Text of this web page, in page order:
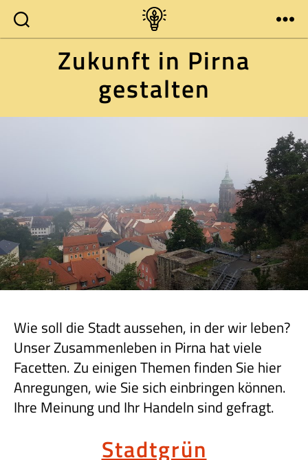
Zukunft
in
Pirna
mitgestalten
Zukunft in Pirna
gestalten
Wie soll die Stadt aussehen, in der wir leben?
Unser Zusammenleben in Pirna hat viele
Facetten. Zu einigen Themen finden Sie hier
Anregungen, wie Sie sich einbringen können.
Ihre Meinung und Ihr Handeln sind gefragt.
Stadtgrün